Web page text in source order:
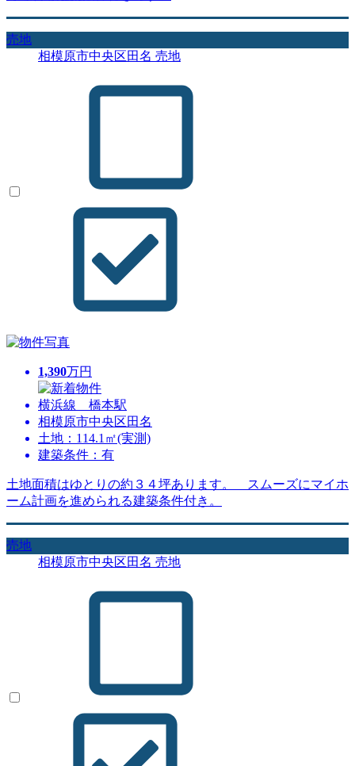
売地
相模原市中央区田名 売地
1,390万円
横浜線 橋本駅
相模原市中央区田名
土地：114.1㎡(実測)
建築条件：有
土地面積はゆとりの約３４坪あります。 スムーズにマイホ
ーム計画を進められる建築条件付き。
売地
相模原市中央区田名 売地